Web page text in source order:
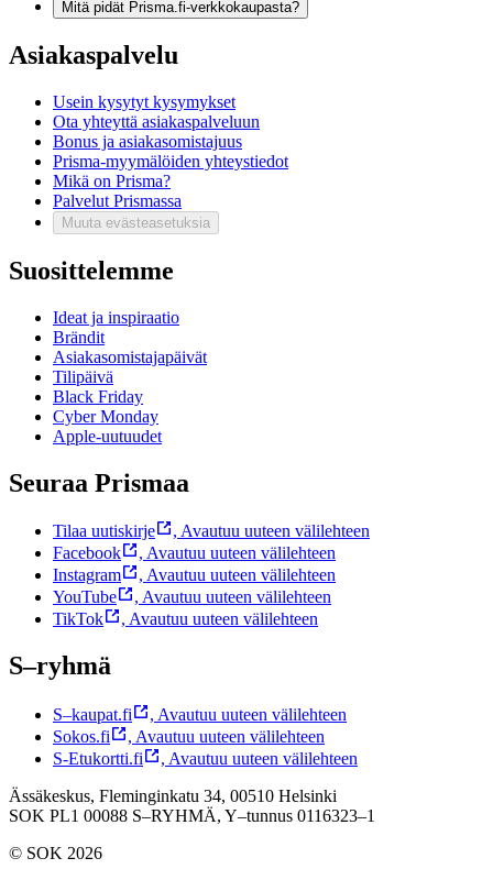
Mitä pidät Prisma.fi-verkkokaupasta?
Asiakaspalvelu
Usein kysytyt kysymykset
Ota yhteyttä asiakaspalveluun
Bonus ja asiakasomistajuus
Prisma-myymälöiden yhteystiedot
Mikä on Prisma?
Palvelut Prismassa
Muuta evästeasetuksia
Suosittelemme
Ideat ja inspiraatio
Brändit
Asiakasomistajapäivät
Tilipäivä
Black Friday
Cyber Monday
Apple-uutuudet
Seuraa Prismaa
Tilaa uutiskirje , Avautuu uuteen välilehteen
Facebook
, Avautuu uuteen välilehteen
Instagram
, Avautuu uuteen välilehteen
YouTube
, Avautuu uuteen välilehteen
TikTok
, Avautuu uuteen välilehteen
S–ryhmä
S–kaupat.fi , Avautuu uuteen välilehteen
Sokos.fi
, Avautuu uuteen välilehteen
S-Etukortti.fi
, Avautuu uuteen välilehteen
Ässäkeskus, Fleminginkatu 34, 00510 Helsinki
SOK PL1 00088 S–RYHMÄ, Y–tunnus 0116323–1
© SOK 2026